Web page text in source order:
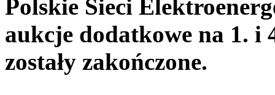
Polskie Sieci
aukcje dodatkowe na 1. i
zostały zakończone.